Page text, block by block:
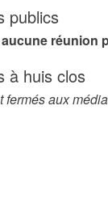
publics
réunion
à huis clos
fermés aux